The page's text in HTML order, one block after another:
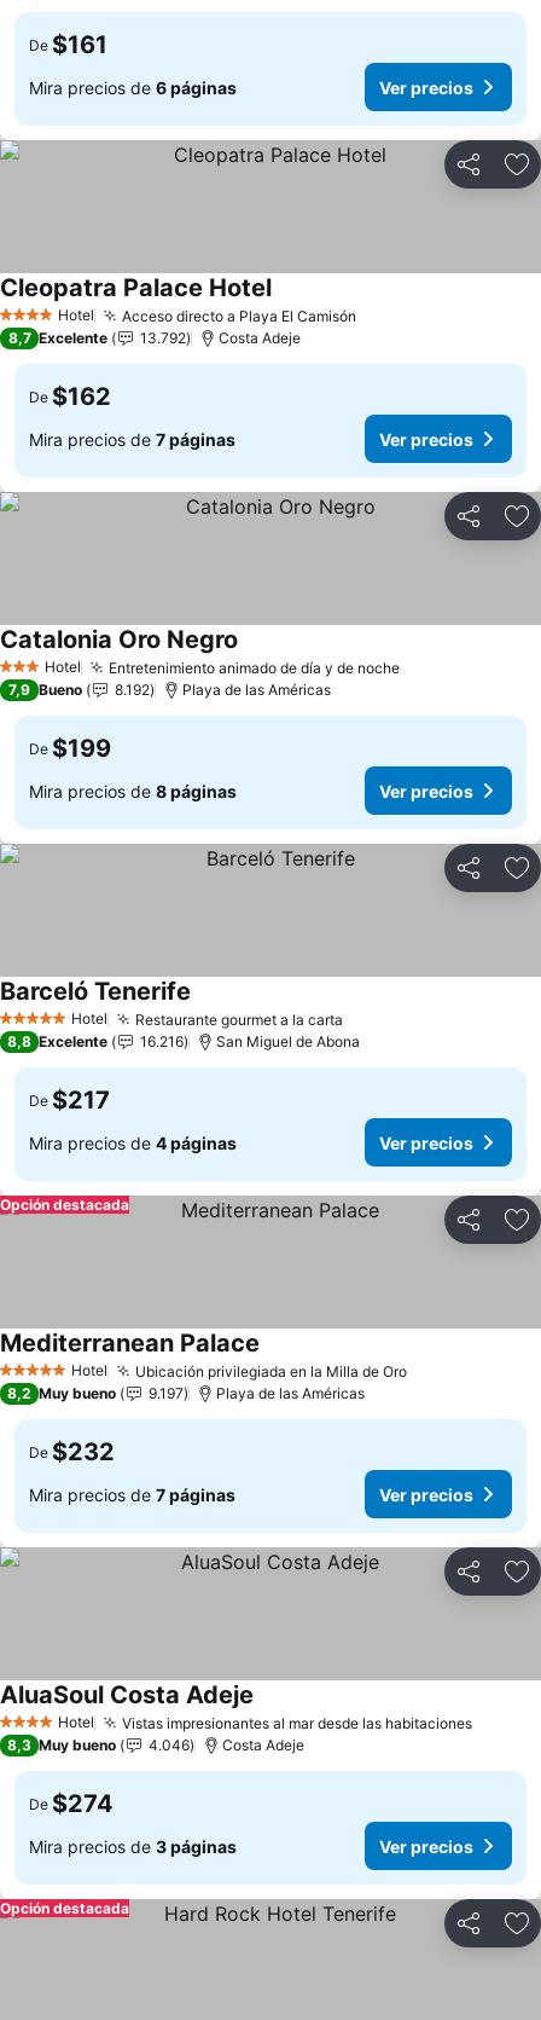
De $161
Mira precios de 6 páginas Ver precios
Compartir
4 EstrellasHotel Acceso directo a Playa El Camisón
Cleopatra Palace HotelVer precios
8,7 Excelente 13.792 Costa Adeje
De $162
Mira precios de 7 páginas Ver precios
Compartir
3 Estrellas
Hotel Entretenimiento animado de día y de nocheVer precios
Catalonia Oro Negro
7,9 Bueno 8.192 Playa de las Américas
De $199
Mira precios de 8 páginas Ver precios
Compartir
5 Estrellas Hotel Restaurante gourmet a la carta
Barceló Tenerife
8,8 Excelente 16.216 San Miguel de Abona
De $217
Mira precios de 4 páginas Ver precios
Compartir
Opción destacada
5 Estrellas Hotel Ubicación privilegiada en la Milla de OroVer precios
Mediterranean Palace
8,2 Muy bueno 9.197 Playa de las Américas
De $232
Mira precios de 7 páginas Ver precios
Compartir
4 EstrellasHotel Vistas impresionantes al mar desde las habitacionesVer
AluaSoul Costa Adeje
8,3 Muy bueno 4.046 Costa Adeje
De $274
Mira precios de 3 páginas Ver precios
Compartir
Opción destacada